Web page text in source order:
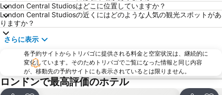
South Kensington
ハイド パーク
Leicester Square
バッキンガム宮殿
ビッグ・ベン
Bloomsbury
ExCeL
Picadilly Circus Station
Russell Square
Earl's Court Metro Station
London Central Studiosはどこに位置していますか？
London Central Studiosの近くにはどのような人気の観光スポットがあ
りますか？
さらに表示
各予約サイトからトリバゴに提供される料金と空室状況は、継続的に
変化しています。そのためトリバゴでご覧になった情報と同じ内容
が、移動先の予約サイトにも表示されているとは限りません。
ロンドンで最高評価のホテル